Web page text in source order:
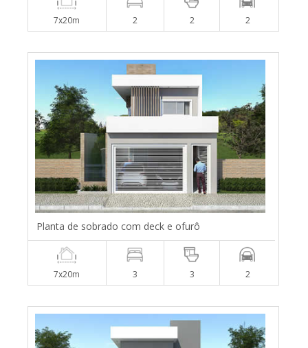
7x20m 2 2 2
Planta de sobrado com deck e ofurô
7x20m 3 3 2